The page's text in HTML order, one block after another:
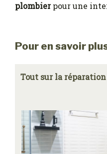
plombierpour une
Pour en savoir
Tout sur la